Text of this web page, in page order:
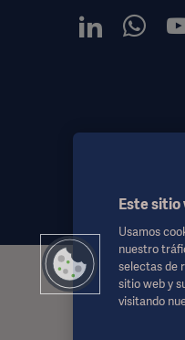
Esta información
de las instrucciones
Getinge no se
Cualquier terapia,
Este sitio
Usamos
nuestro
selectas de
sitio web y
visitando